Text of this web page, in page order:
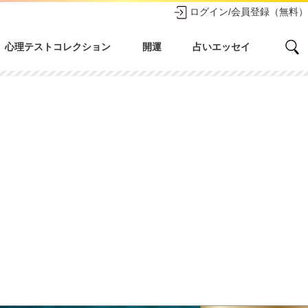
ログイン/会員登録（無料）
心理テストコレクション 開運 占いエッセイ